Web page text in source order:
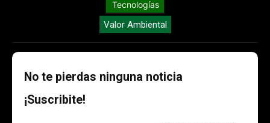
Tecnologías
Valor Ambiental
No te pierdas ninguna noticia
¡Suscribite!